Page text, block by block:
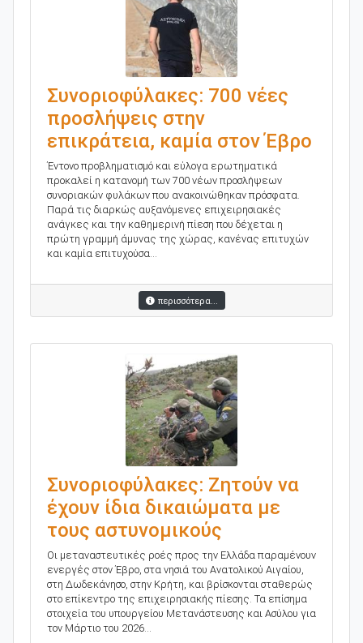
Συνοριοφύλακες: 700 νέες
προσλήψεις στην
επικράτεια, καμία στον Έβρο
Έντονο προβληματισμό και εύλογα ερωτηματικά
προκαλεί η κατανομή των 700 νέων προσλήψεων
συνοριακών φυλάκων που ανακοινώθηκαν πρόσφατα.
Παρά τις διαρκώς αυξανόμενες επιχειρησιακές
ανάγκες και την καθημερινή πίεση που δέχεται η
πρώτη γραμμή άμυνας της χώρας, κανένας επιτυχών
και καμία επιτυχούσα...
περισσότερα...
Συνοριοφύλακες: Ζητούν να
έχουν ίδια δικαιώματα με
τους αστυνομικούς
Οι μεταναστευτικές ροές προς την Ελλάδα παραμένουν
ενεργές στον Έβρο, στα νησιά του Ανατολικού Αιγαίου,
στη Δωδεκάνησο, στην Κρήτη, και βρίσκονται σταθερώς
στο επίκεντρο της επιχειρησιακής πίεσης. Τα επίσημα
στοιχεία του υπουργείου Μετανάστευσης και Ασύλου για
τον Μάρτιο του 2026...